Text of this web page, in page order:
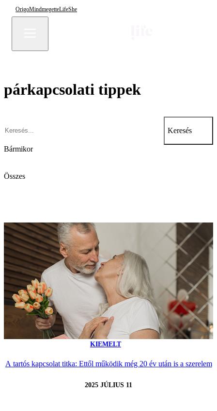
OrigoMindmegetteLifeShe
párkapcsolati tippek
Keresés
Bármikor
Összes
KIEMELT
A tartós kapcsolat titka: Ettől működik még 20 év után is a szerelem
2025 JÚLIUS 11